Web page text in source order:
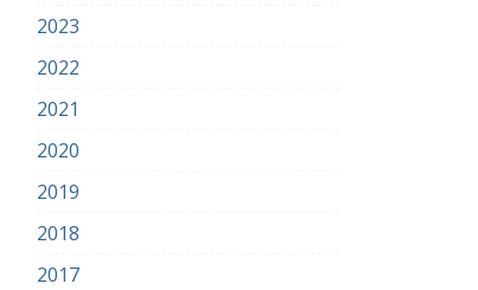
2023
2022
2021
2020
2019
2018
2017